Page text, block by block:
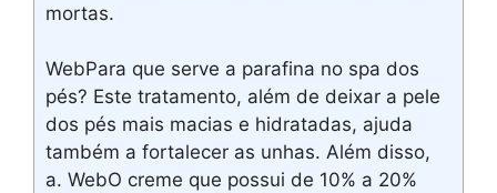
mortas.
WebPara que serve a parafina no spa dos
pés? Este tratamento, além de deixar a pele
dos pés mais macias e hidratadas, ajuda
também a fortalecer as unhas. Além disso,
a. WebO creme que possui de 10% a 20%